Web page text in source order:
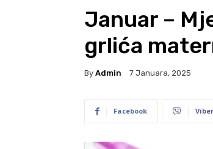
Januar –
grlića
By Admin 7 Januara, 2025
Facebook Viber